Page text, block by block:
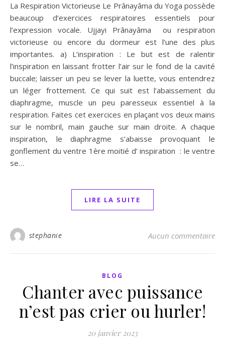
La Respiration Victorieuse Le Prânayâma du Yoga possède
beaucoup d‘exercices respiratoires essentiels pour
l’expression vocale. Ujjayi Prânayâma ou respiration
victorieuse ou encore du dormeur est l’une des plus
importantes. a) L’inspiration : Le but est de ralentir
l’inspiration en laissant frotter l’air sur le fond de la cavité
buccale; laisser un peu se lever la luette, vous entendrez
un léger frottement. Ce qui suit est l’abaissement du
diaphragme, muscle un peu paresseux essentiel à la
respiration. Faites cet exercices en plaçant vos deux mains
sur le nombril, main gauche sur main droite. A chaque
inspiration, le diaphragme s’abaisse provoquant le
gonflement du ventre 1ère moitié d’ inspiration : le ventre
se…
LIRE LA SUITE
stephanie Aucun commentaire
BLOG
Chanter avec puissance
n’est pas crier ou hurler!
20 janvier 2023